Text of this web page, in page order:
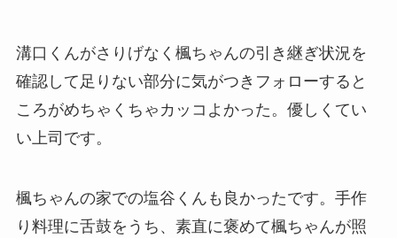
溝口くんがさりげなく楓ちゃんの引き継ぎ状況を
確認して足りない部分に気がつきフォローすると
ころがめちゃくちゃカッコよかった。優しくてい
い上司です。
楓ちゃんの家での塩谷くんも良かったです。手作
り料理に舌鼓をうち、素直に褒めて楓ちゃんが照